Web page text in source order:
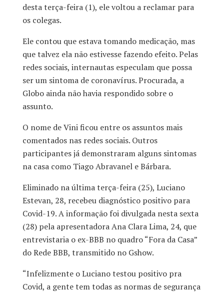
desta terça-feira (1), ele voltou a reclamar para
os colegas.
Ele contou que estava tomando medicação, mas
que talvez ela não estivesse fazendo efeito. Pelas
redes sociais, internautas especulam que possa
ser um sintoma de coronavírus. Procurada, a
Globo ainda não havia respondido sobre o
assunto.
O nome de Vini ficou entre os assuntos mais
comentados nas redes sociais. Outros
participantes já demonstraram alguns sintomas
na casa como Tiago Abravanel e Bárbara.
Eliminado na última terça-feira (25), Luciano
Estevan, 28, recebeu diagnóstico positivo para
Covid-19. A informação foi divulgada nesta sexta
(28) pela apresentadora Ana Clara Lima, 24, que
entrevistaria o ex-BBB no quadro “Fora da Casa”
do Rede BBB, transmitido no Gshow.
“Infelizmente o Luciano testou positivo pra
Covid, a gente tem todas as normas de segurança